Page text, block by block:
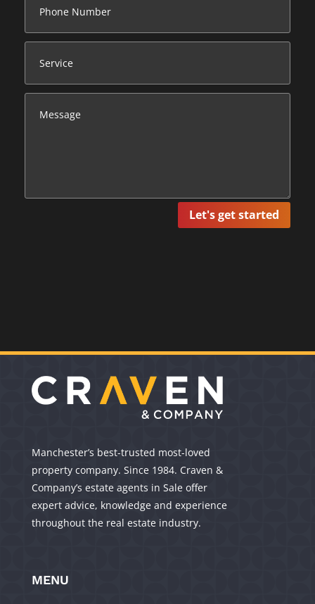
Let's get started
Manchester’s best-trusted most-loved
property company. Since 1984. Craven &
Company’s estate agents in Sale offer
expert advice, knowledge and experience
throughout the real estate industry.
MENU